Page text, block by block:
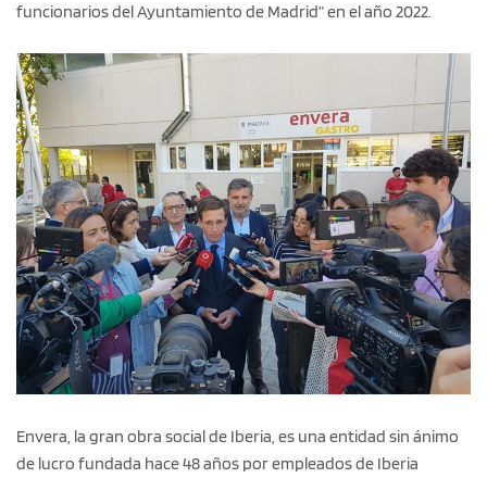
funcionarios del Ayuntamiento de Madrid” en el año 2022.
Envera, la gran obra social de Iberia, es una entidad sin ánimo
de lucro fundada hace 48 años por empleados de Iberia